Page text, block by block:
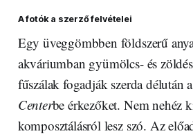
A fotók a szerző felvételei
Egy üveggömbben földszerű
akváriumban gyümölcs- és
fűszálak fogadják szerda délután
Centerbe érkezőket. Nem nehéz
komposztálásról lesz szó. Az